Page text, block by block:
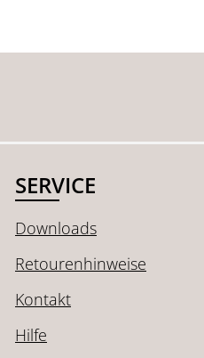
SERVICE
Downloads
Retourenhinweise
Kontakt
Hilfe